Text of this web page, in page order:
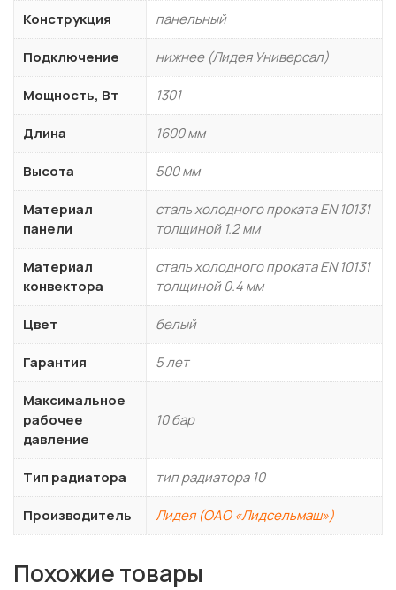
Конструкция панельный
Подключение нижнее (Лидея Универсал)
Мощность, Вт 1301
Длина 1600 мм
Высота 500 мм
Материал
панели
сталь холодного проката EN 10131
толщиной 1.2 мм
Материал
конвектора
сталь холодного проката EN 10131
толщиной 0.4 мм
Цвет белый
Гарантия 5 лет
Максимальное
рабочее
давление
10 бар
Тип радиатора тип радиатора 10
Производитель Лидея (ОАО «Лидсельмаш»)
Похожие товары